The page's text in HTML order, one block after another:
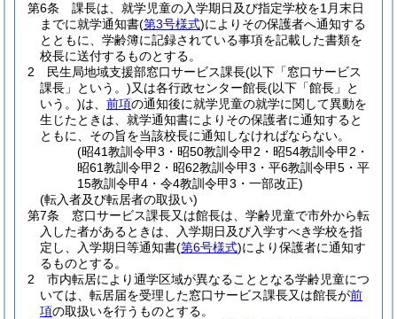
第6条
課長は、就学児童の入学期日及び指定学校を1月末日
までに就学通知書(第3号様式)によりその保護者へ通知する
とともに、学齢簿に記録されている事項を記載した書類を
校長に送付するものとする。
2
民生局地域支援部窓口サービス課長(以下「窓口サービス
課長」という。)又は各行政センター館長(以下「館長」と
いう。)は、 前項の通知後に就学児童の就学に関して異動を
生じたときは、就学通知書によりその保護者に通知すると
ともに、その旨を当該校長に通知しなければならない。
(昭41教訓令甲3・昭50教訓令甲2・昭54教訓令甲2・
昭61教訓令甲2・昭62教訓令甲3・平6教訓令甲5・平
15教訓令甲4・令4教訓令甲3・一部改正)
(転入者及び転居者の取扱い)
第7条
窓口サービス課長又は館長は、学齢児童で市外から転
入した者があるときは、入学期日及び入学すべき学校を指
定し、入学期日等通知書(第6号様式)により保護者に通知す
るものとする。
2
市内転居により通学区域が異なることとなる学齢児童につ
いては、転居届を受理した窓口サービス課長又は館長が前
項の取扱いを行うものとする。